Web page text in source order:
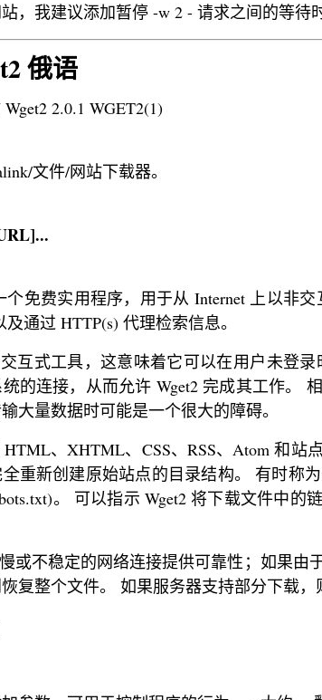
，我建议添加暂停 -w 2 - 请求之间的等待
俄语
2.0.1 WGET2(1)
文件/网站下载器。
个免费实用程序，用于从 Internet 上以非
通过 HTTP(s) 代理检索信息。
互式工具，这意味着它可以在用户未登
的连接，从而允许 Wget2 完成其工作。
大量数据时可能是一个很大的障碍。
HTML、XHTML、CSS、RSS、Atom 和站
重新创建原始站点的目录结构。 有时称
。 可以指示 Wget2 将下载文件中的
或不稳定的网络连接提供可靠性；如果由
复整个文件。 如果服务器支持部分下载，